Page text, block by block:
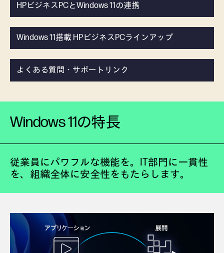
HPビジネスPCとWindows 11の連携
Windows 11搭載 HPビジネスPCラインアップ
よくある質問・サポートリンク
Windows 11の特長
従業員にパワフルな機能を。IT部門に一貫性
を、組織全体に安全性をもたらします。